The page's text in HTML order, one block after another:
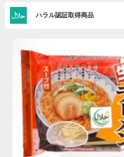
ハラル認証取得商品